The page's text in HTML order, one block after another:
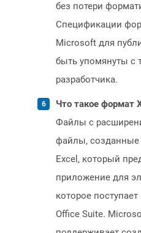
без потери
Спецификации
Microsoft для
быть упомянуты с
разработчика.
Что такое формат
Файлы с
файлы,
Excel, который
приложение для
которое
Office Suite.